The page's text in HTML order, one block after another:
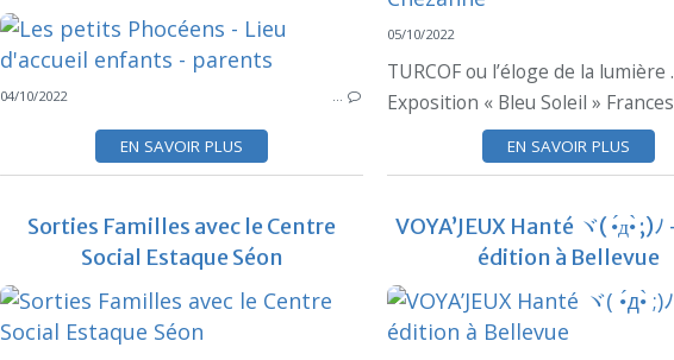
05/10/2022
TURCOF ou l’éloge de la lumière .
Exposition « Bleu Soleil »
EN SAVOIR PLUS
BASSIN DE
04/10/2022 …
EN SAVOIR PLUS
Sorties Familles avec le Centre
Social Estaque Séon
SYNDICAT DES
VOYA’JEUX Hanté ヾ( •́д•̀ ;)
édition à Bellevue